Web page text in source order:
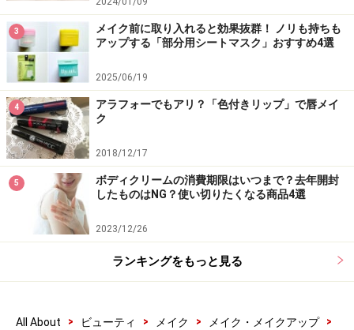
3
メイク前に取り入れると効果抜群！ ノリも持ちも
アップする「部分用シートマスク」おすすめ4選
2025/06/19
4
アラフォーでもアリ？「色付きリップ」で唇メイ
ク
2018/12/17
5
ボディクリームの消費期限はいつまで？去年開封
したものはNG？使い切りたくなる商品4選
2023/12/26
ランキングをもっと見る
All About > ビューティ > メイク > メイク・メイクアップ
>